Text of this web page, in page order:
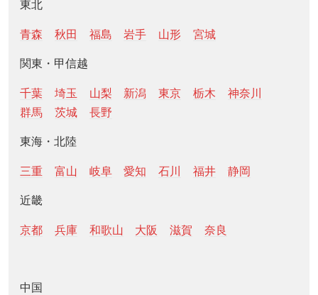
東北
青森 秋田 福島 岩手 山形 宮城
関東・甲信越
千葉 埼玉 山梨 新潟 東京 栃木
神奈川
群馬
茨城 長野
東海・北陸
三重 富山 岐阜 愛知 石川 福井 静岡
近畿
京都 兵庫 和歌山 大阪 滋賀 奈良
中国